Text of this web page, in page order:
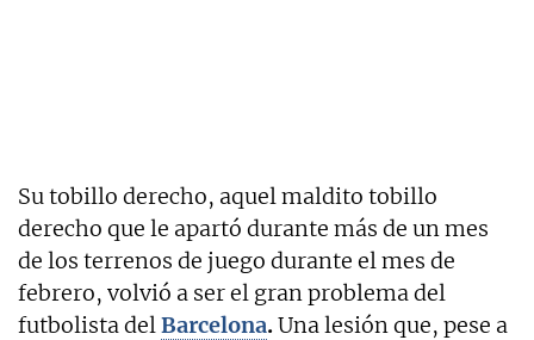
Su tobillo derecho, aquel maldito tobillo
derecho que le apartó durante más de un mes
de los terrenos de juego durante el mes de
febrero, volvió a ser el gran problema del
futbolista delBarcelona.Una lesión que, pese a